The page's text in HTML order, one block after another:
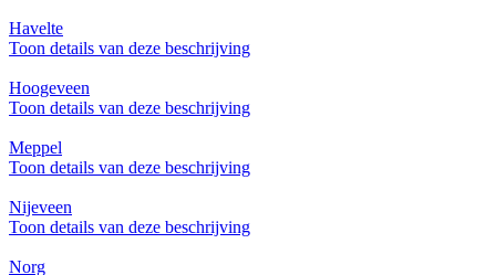
Havelte
Toon details van deze beschrijving
Hoogeveen
Toon details van deze beschrijving
Meppel
Toon details van deze beschrijving
Nijeveen
Toon details van deze beschrijving
Norg